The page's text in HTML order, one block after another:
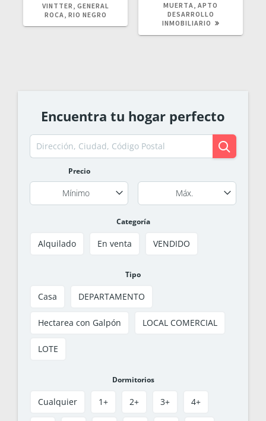
VINTTER, GENERAL
ROCA, RIO NEGRO
MUERTA, APTO
DESARROLLO
INMOBILIARIO
Encuentra tu hogar perfecto
Precio
Mínimo Máx.
Categoría
Alquilado En venta VENDIDO
Tipo
Casa DEPARTAMENTO
Hectarea con Galpón LOCAL COMERCIAL
LOTE
Dormitorios
Cualquier 1+ 2+ 3+ 4+